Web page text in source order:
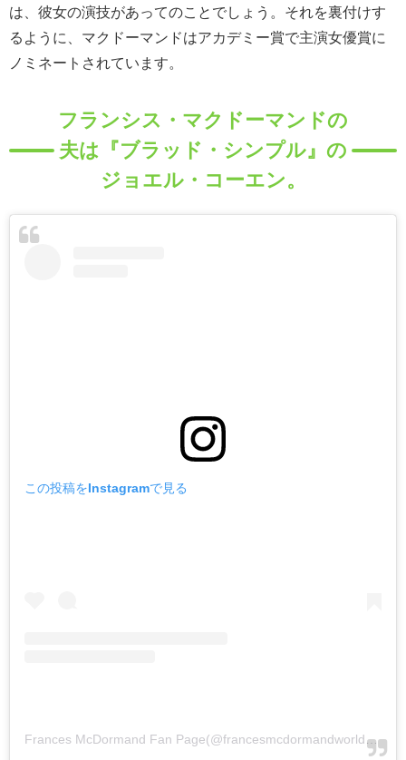
は、彼女の演技があってのことでしょう。それを裏付けす
るように、マクドーマンドはアカデミー賞で主演女優賞に
ノミネートされています。
フランシス・マクドーマンドの
夫は『ブラッド・シンプル』の
ジョエル・コーエン。
この投稿をInstagramで見る
Frances McDormand Fan Page(@francesmcdormandworld)がシェアした投稿